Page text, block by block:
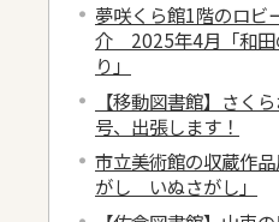
夢咲くら館1階のロビ
介 2025年4月「和田
り」
【移動図書館】さく
号、出張します！
市立美術館の収蔵作
がし いぬさがし」